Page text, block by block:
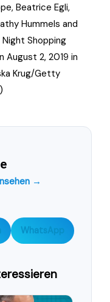
Beatrice Egli,
Hummels and
Shopping
2, 2019 in
Krug/Getty
→
WhatsApp